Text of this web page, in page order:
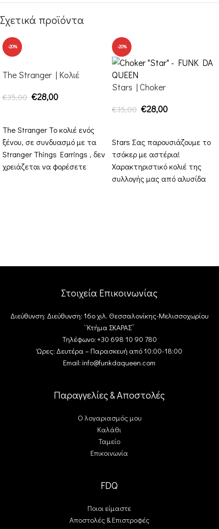
Σχετικά προϊόντα
-20%
The Stranger | Κολιέ
€35,00 €28,00
The Stranger Το κολιέ ενός
ξένου, σε συνδυασμό με τα
Stranger Things Earrings , δεν
χρειάζεται να φορέσετε
-20%
Stars | Choker
€35,00 €28,00
Stars Σας παρουσιάζουμε το
τσόκερ με αστέρια!
Χαρακτηριστικό κολιέ της
συλλογής μας από αλυσίδα
Στοιχεία Επικοινωνίας
Διεύθυνση: Διεύθυνση: 16ο χιλ. Θεσσαλονίκης-Μελισσοχωρίου
“Κτήμα ΣΚΑΡΑΣ”
Τηλέφωνο: +30 698 10 90 780
Ώρες: Δευτέρα – Παρασκευή από 10:00-18:00
Email: info@funkdaqueen.com
Παραγγελίες & Αποστολές
Ο λογαριασμός μου
Καλάθι
Ταμείο
Επικοινωνία
FDQ
Ποιοι είμαστε
Αποστολές & Επιστροφές